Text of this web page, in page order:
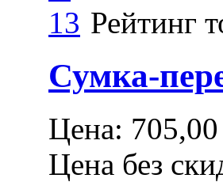
Рейтинг
Сумка-
Цена:
Цена без